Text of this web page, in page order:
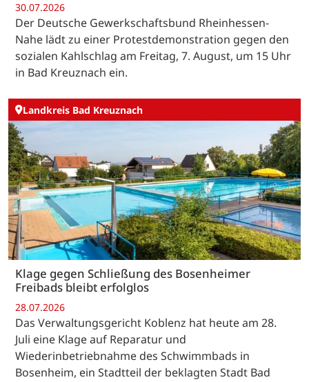
30.07.2026
Der Deutsche Gewerkschaftsbund Rheinhessen-
Nahe lädt zu einer Protestdemonstration gegen den
sozialen Kahlschlag am Freitag, 7. August, um 15 Uhr
in Bad Kreuznach ein.
Landkreis Bad Kreuznach
Klage gegen Schließung des Bosenheimer
Freibads bleibt erfolglos
28.07.2026
Das Verwaltungsgericht Koblenz hat heute am 28.
Juli eine Klage auf Reparatur und
Wiederinbetriebnahme des Schwimmbads in
Bosenheim, ein Stadtteil der beklagten Stadt Bad